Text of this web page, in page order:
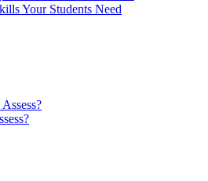
Your Students Need